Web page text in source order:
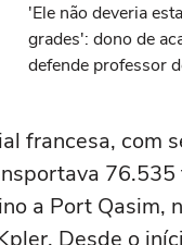
'Ele não deveria
grades': dono de
defende professor
francesa, com
a Port Qasim,
Desde o